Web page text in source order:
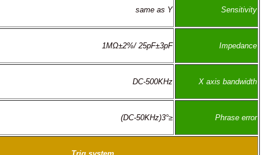
same as Y
1MΩ±2%/ 25pF±3pF
DC-500KHz
≤3°(DC-50KHz)